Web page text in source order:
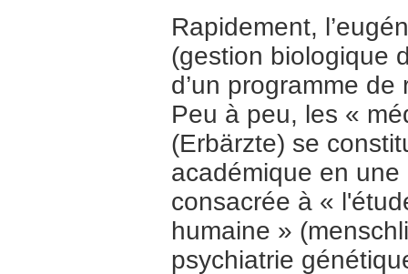
Rapidement,
(gestion biologique
d’un programme
Peu à peu, les «
(Erbärzte) se
académique en
consacrée à «
humaine »
psychiatrie